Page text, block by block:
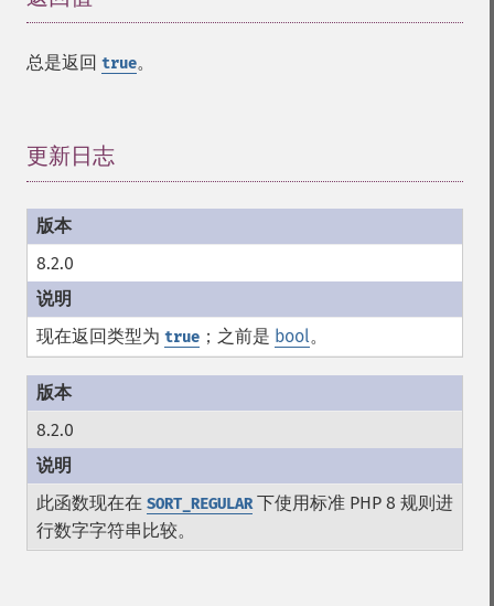
总是返回 true。
更新日志
8.2.0
现在返回类型为 true ；之前是 bool。
8.2.0
此函数现在在 SORT_REGULAR下使用标准 PHP 8 规则进
行数字字符串比较。